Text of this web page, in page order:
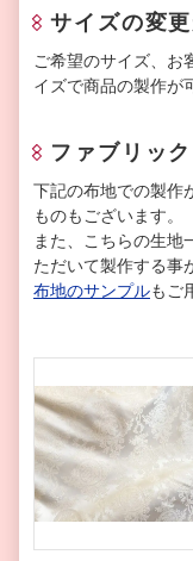
サイズの変
ご希望のサイズ、お
イズで商品の製作が
ファブリック
下記の布地での製作
ものもございます。
また、こちらの生地
ただいて製作する事
布地のサンプルもご